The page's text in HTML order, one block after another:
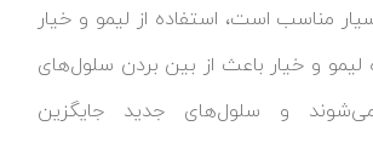
مناسب است، استفاده از لیمو و خیار
و خیار باعث از بین بردن سلول‌های
مرده پوست می‎‌شوند و سلول‌های جدید جایگزین